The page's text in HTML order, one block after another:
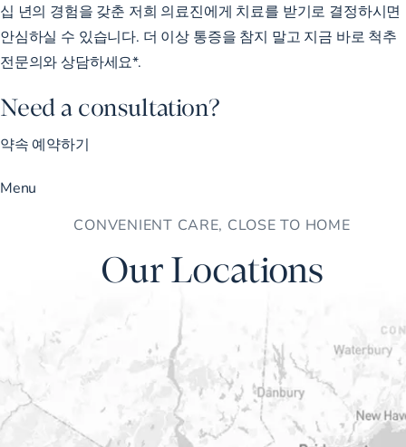
십 년의 경험을 갖춘 저희 의료진에게 치료를 받기로 결정하시면
안심하실 수 있습니다. 더 이상 통증을 참지 말고 지금 바로 척추
전문의와 상담하세요*.
Need a consultation?
약속 예약하기
Menu
CONVENIENT CARE, CLOSE TO HOME
Our Locations